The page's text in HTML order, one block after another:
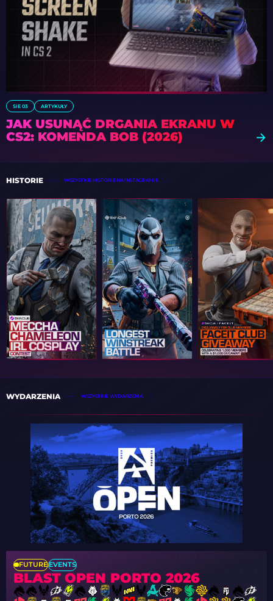
SIE 03 ARTYKUŁY
JAK USUNĄĆ DRGANIA EKRANU W
CS2: KOMENDA BOB (2026)
HISTORIE WSZYSTKIE HISTORIE NA INSTAGRAMIE
WYDARZENIA WSZYSTKIE WYDARZENIA
FUTUREEVENTS
BLAST OPEN PORTO 2026